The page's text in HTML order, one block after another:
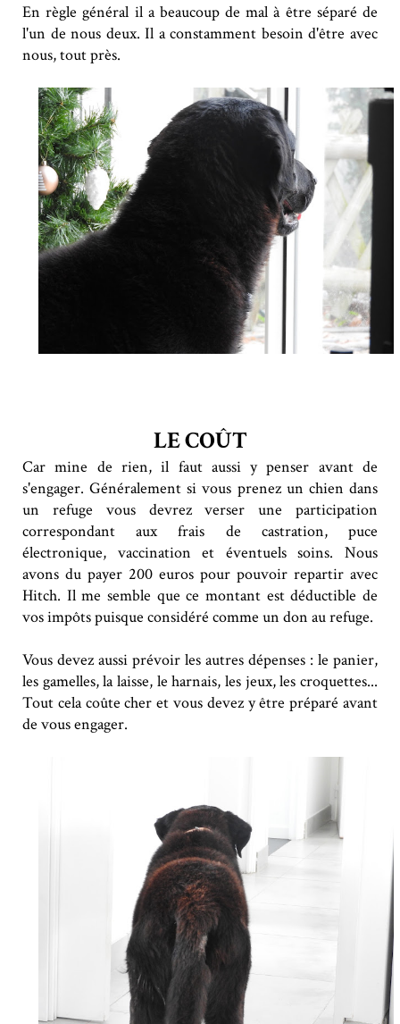
En règle général il a beaucoup de mal à être séparé de
l'un de nous deux. Il a constamment besoin d'être avec
nous, tout près.
LE COÛT
Car mine de rien, il faut aussi y penser avant de
s'engager. Généralement si vous prenez un chien dans
un refuge vous devrez verser une participation
correspondant aux frais de castration, puce
électronique, vaccination et éventuels soins. Nous
avons du payer 200 euros pour pouvoir repartir avec
Hitch. Il me semble que ce montant est déductible de
vos impôts puisque considéré comme un don au refuge.
Vous devez aussi prévoir les autres dépenses : le panier,
les gamelles, la laisse, le harnais, les jeux, les croquettes...
Tout cela coûte cher et vous devez y être préparé avant
de vous engager.